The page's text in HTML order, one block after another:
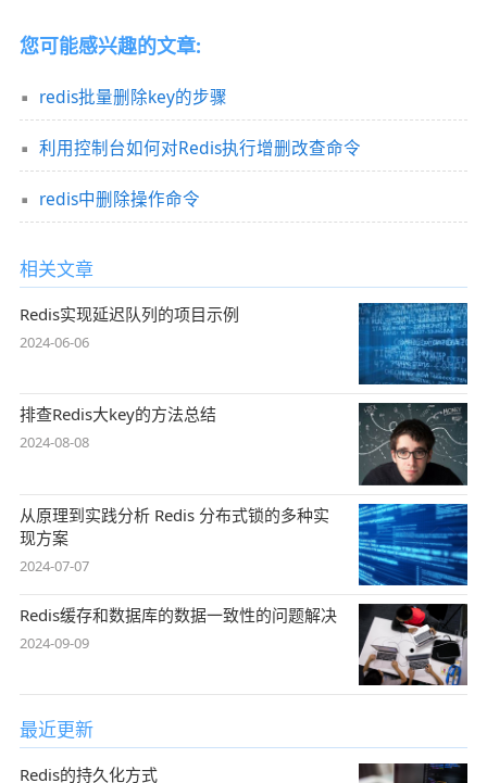
您可能感兴趣的文章:
redis批量删除key的步骤
利用控制台如何对Redis执行增删改查命令
redis中删除操作命令
相关文章
Redis实现延迟队列的项目示例
2024-06-06
排查Redis大key的方法总结
2024-08-08
从原理到实践分析 Redis 分布式锁的多种实
现方案
2024-07-07
Redis缓存和数据库的数据一致性的问题解决
2024-09-09
最近更新
Redis的持久化方式